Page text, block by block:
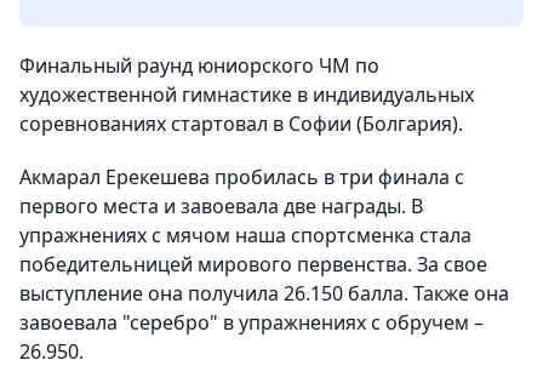
Финальный раунд юниорского ЧМ по
художественной гимнастике в индивидуальных
соревнованиях стартовал в Софии (Болгария).
Акмарал Ерекешева пробилась в три финала с
первого места и завоевала две награды. В
упражнениях с мячом наша спортсменка стала
победительницей мирового первенства. За свое
выступление она получила 26.150 балла. Также она
завоевала "серебро" в упражнениях с обручем –
26.950.